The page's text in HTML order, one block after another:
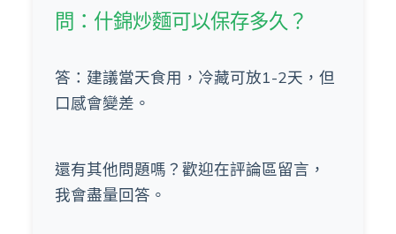
問：什錦炒麵可以保存多久？
答：建議當天食用，冷藏可放1-2天，但
口感會變差。
還有其他問題嗎？歡迎在評論區留言，
我會盡量回答。